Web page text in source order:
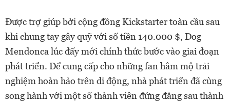
Được trợ giúp bởi cộng đồng Kickstarter toàn cầu sau
khi chung tay gây quỹ với số tiền 140.000 $, Dog
Mendonca lúc đấy mới chính thức bước vào giai đoạn
phát triển. Để cung cấp cho những fan hâm mộ trải
nghiệm hoàn hảo trên di động, nhà phát triển đã cùng
song hành với một số thành viên đứng đằng sau thành